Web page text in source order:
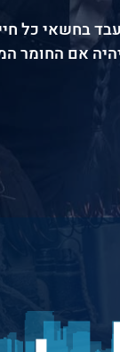
בחשאי כל
אם החומר